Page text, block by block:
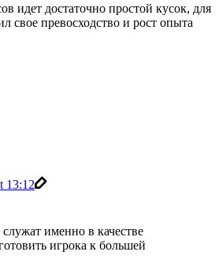
идет достаточно простой кусок, для
свое превосходство и рост опыта
13:12
именно в качестве
игрока к большей